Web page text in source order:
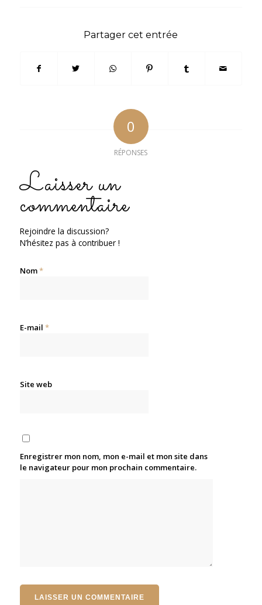
Partager cet entrée
0
RÉPONSES
Laisser un
commentaire
Rejoindre la discussion?
N’hésitez pas à contribuer !
Nom*
E-mail *
Site web
Enregistrer mon nom, mon e-mail et mon site dans
le navigateur pour mon prochain commentaire.